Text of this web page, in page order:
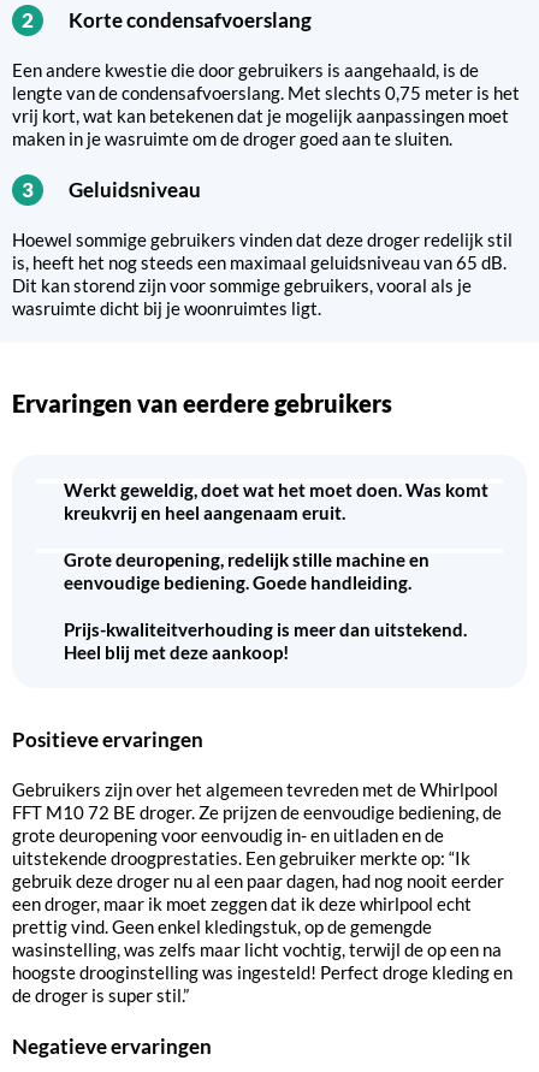
2 Korte condensafvoerslang
Een andere kwestie die door gebruikers is aangehaald, is de
lengte van de condensafvoerslang. Met slechts 0,75 meter is het
vrij kort, wat kan betekenen dat je mogelijk aanpassingen moet
maken in je wasruimte om de droger goed aan te sluiten.
3 Geluidsniveau
Hoewel sommige gebruikers vinden dat deze droger redelijk stil
is, heeft het nog steeds een maximaal geluidsniveau van 65 dB.
Dit kan storend zijn voor sommige gebruikers, vooral als je
wasruimte dicht bij je woonruimtes ligt.
Ervaringen van eerdere gebruikers
Werkt geweldig, doet wat het moet doen. Was komt
kreukvrij en heel aangenaam eruit.
Grote deuropening, redelijk stille machine en
eenvoudige bediening. Goede handleiding.
Prijs-kwaliteitverhouding is meer dan uitstekend.
Heel blij met deze aankoop!
Positieve ervaringen
Gebruikers zijn over het algemeen tevreden met de Whirlpool
FFT M10 72 BE droger. Ze prijzen de eenvoudige bediening, de
grote deuropening voor eenvoudig in- en uitladen en de
uitstekende droogprestaties. Een gebruiker merkte op: “Ik
gebruik deze droger nu al een paar dagen, had nog nooit eerder
een droger, maar ik moet zeggen dat ik deze whirlpool echt
prettig vind. Geen enkel kledingstuk, op de gemengde
wasinstelling, was zelfs maar licht vochtig, terwijl de op een na
hoogste drooginstelling was ingesteld! Perfect droge kleding en
de droger is super stil.”
Negatieve ervaringen